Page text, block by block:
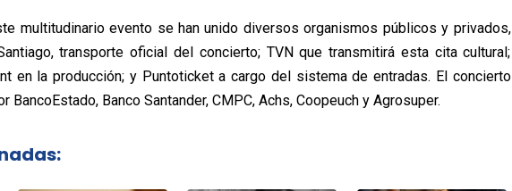
multitudinario evento se han unido diversos organismos públicos y privados,
transporte oficial del concierto; TVN que transmitirá esta cita cultural;
en la producción; y Puntoticket a cargo del sistema de entradas. El concierto
BancoEstado, Banco Santander, CMPC, Achs, Coopeuch y Agrosuper.